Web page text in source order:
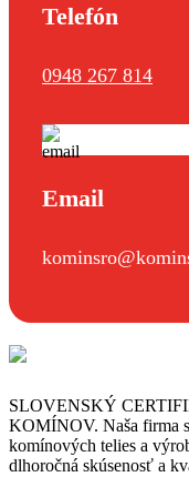
Telefón
0948 267 814
Email
SLOVENSKÝ
KOMÍNOV. Naša firma
komínových telies a
dlhoročná skúsenosť a